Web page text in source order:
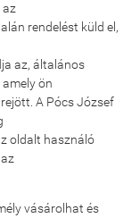
az
rendelést küld el,
az, általános
ön
A Pócs József
oldalt használó
vásárolhat és